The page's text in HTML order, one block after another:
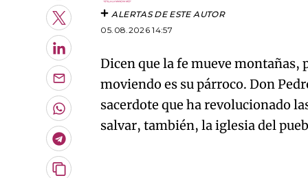
Twitter
LinkedIn
Enviar
por
Email
Whatsapp
Telegram
Copiar
ALERTAS DE ESTE AUTOR
05.08.2026 14:57
Dicen que la fe mueve montañas,
moviendo es su párroco. Don
sacerdote que ha revolucionado
salvar, también, la iglesia del